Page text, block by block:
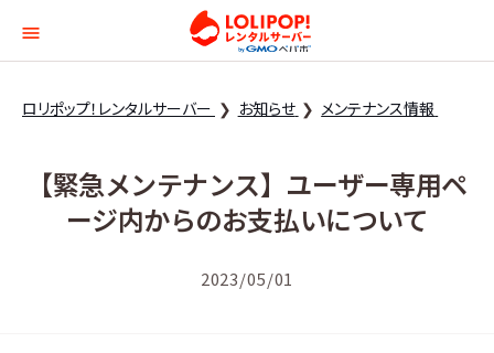
ロリポップ！レンタル
ロリポップ！レンタルサーバー お知らせ メンテナンス情報
【緊急メンテナンス】ユーザー専用ペ
ージ内からのお支払いについて
2023/05/01